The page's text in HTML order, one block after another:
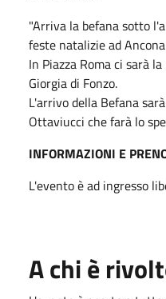
"Arriva la befana sotto
feste natalizie ad
In Piazza Roma ci sarà la
Giorgia di Fonzo.
L'arrivo della Befana
Ottaviucci che farà lo
INFORMAZIONI E
L'evento è ad ingresso
A chi è